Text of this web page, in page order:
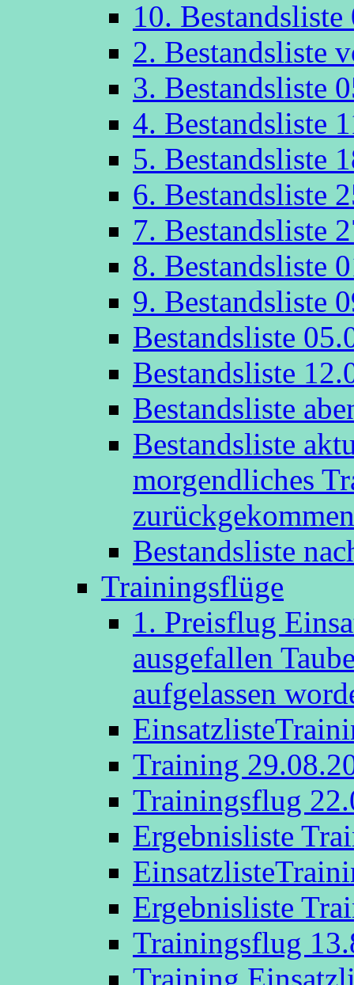
10.
2. Bestandsliste
3. Bestandsliste
4. Bestandsliste
5. Bestandsliste
6. Bestandsliste
7. Bestandsliste
8. Bestandsliste
9. Bestandsliste
Bestandsliste
Bestandsliste
Bestandsliste
Bestandsliste
morgendliches
Bestandsliste
Trainingsflüge
1. Preisflug
ausgefallen
aufgelassen
Training
Trainingsflug
Ergebnisliste
Ergebnisliste
Trainingsflug